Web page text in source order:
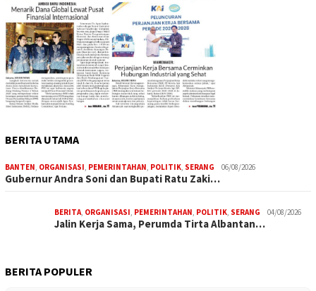
BERITA UTAMA
BANTEN ORGANISASI PEMERINTAHAN POLITIK SERANG 06/08/2026
Gubernur Andra Soni dan Bupati Ratu Zaki…
BERITA ORGANISASI PEMERINTAHAN POLITIK SERANG 04/08/2026
Jalin Kerja Sama, Perumda Tirta Albantan…
BERITA POPULER